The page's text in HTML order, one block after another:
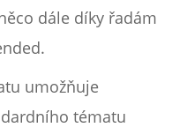
dále díky řadám
umožňuje
tématu